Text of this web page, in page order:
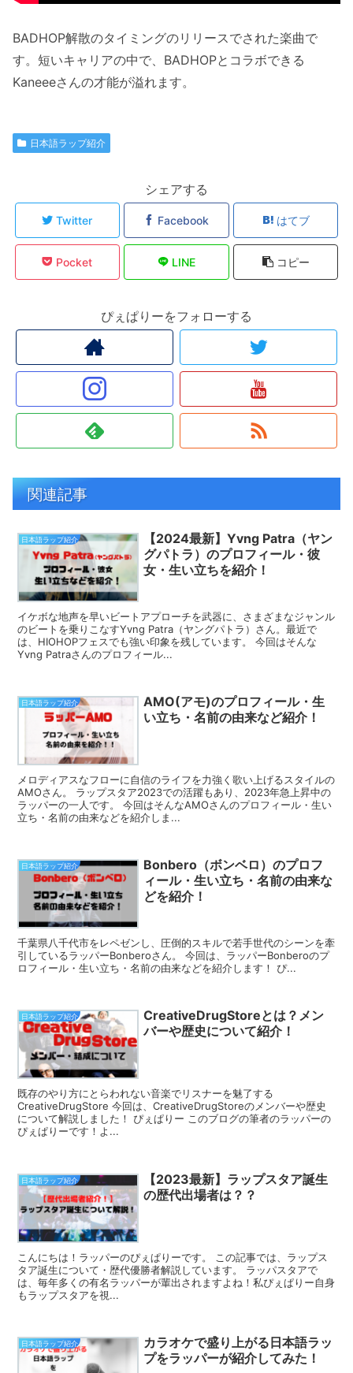
BADHOP解散のタイミングのリリースでされた楽曲で
す。短いキャリアの中で、BADHOPとコラボできる
Kaneeeさんの才能が溢れます。
日本語ラップ紹介
シェアする
Twitter Facebook はてブ
Pocket LINE コピー
ぴぇぱりーをフォローする
関連記事
日本語ラップ紹介
【2024最新】Yvng Patra（ヤン
グパトラ）のプロフィール・彼
女・生い立ちを紹介！
イケボな地声を早いビートアプローチを武器に、さまざまなジャンル
のビートを乗りこなすYvng Patra（ヤングパトラ）さん。最近で
は、HIOHOPフェスでも強い印象を残しています。 今回はそんな
Yvng Patraさんのプロフィール...
日本語ラップ紹介
AMO(アモ)のプロフィール・生
い立ち・名前の由来など紹介！
メロディアスなフローに自信のライフを力強く歌い上げるスタイルの
AMOさん。 ラップスタア2023での活躍もあり、2023年急上昇中の
ラッパーの一人です。 今回はそんなAMOさんのプロフィール・生い
立ち・名前の由来などを紹介しま...
日本語ラップ紹介
Bonbero（ボンベロ）のプロフ
ィール・生い立ち・名前の由来な
どを紹介！
千葉県八千代市をレペゼンし、圧倒的スキルで若手世代のシーンを牽
引しているラッパーBonberoさん。 今回は、ラッパーBonberoのプ
ロフィール・生い立ち・名前の由来などを紹介します！ ぴ...
日本語ラップ紹介
CreativeDrugStoreとは？メン
バーや歴史について紹介！
既存のやり方にとらわれない音楽でリスナーを魅了する
CreativeDrugStore 今回は、CreativeDrugStoreのメンバーや歴史
について解説しました！ ぴぇぱりー このブログの筆者のラッパーの
ぴぇぱりーです！よ...
日本語ラップ紹介
【2023最新】ラップスタア誕生
の歴代出場者は？？
こんにちは！ラッパーのぴぇぱりーです。 この記事では、ラップス
タア誕生について・歴代優勝者解説しています。 ラッパスタアで
は、毎年多くの有名ラッパーが輩出されますよね！私ぴぇぱりー自身
もラップスタアを視...
日本語ラップ紹介
カラオケで盛り上がる日本語ラッ
プをラッパーが紹介してみた！